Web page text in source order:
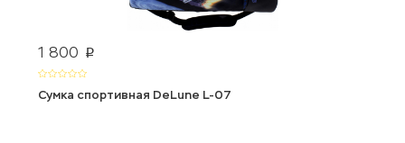
1 800 p
Сумка спортивная DeLune L-07